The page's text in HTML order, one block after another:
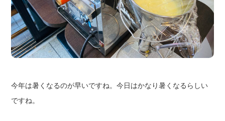
今年は暑くなるのが早いですね。今日はかなり暑くなるらしい
ですね。